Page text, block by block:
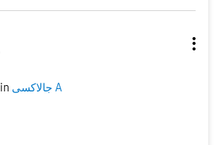
in جالاكسى A